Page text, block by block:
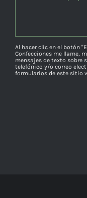
Al hacer clic en el botón
Confecciones me llame,
mensajes de texto sobre
telefónico y/o correo
formularios de este sitio